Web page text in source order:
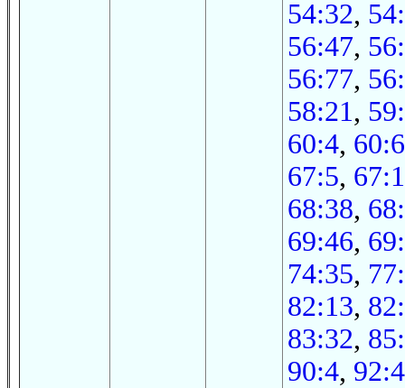
54:32,
56:47,
56:77,
58:21,
60:4, 60:6
67:5,
68:38,
69:46,
74:35,
82:13,
83:32,
90:4, 92:4